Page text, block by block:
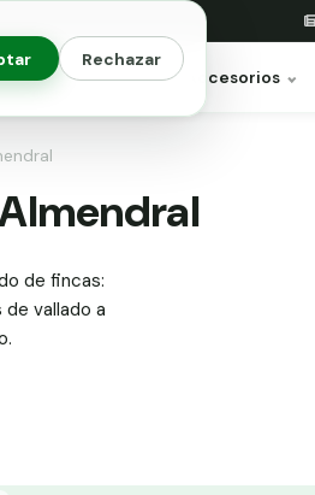
Rechazar
Jardinería Accesorios
de fincas:
vallado a